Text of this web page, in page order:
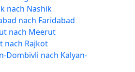
nach Nashik
nach Faridabad
nach Meerut
nach Rajkot
Dombivli nach Kalyan-